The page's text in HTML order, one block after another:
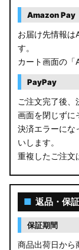
Amazon Pay
お届け先情報は
す。
カート画面の「
PayPay
ご注文完了後、
画面を閉じずに
決済エラーにな
いします。
重複したご注文
■ 返品・保
保証期間
商品出荷日から